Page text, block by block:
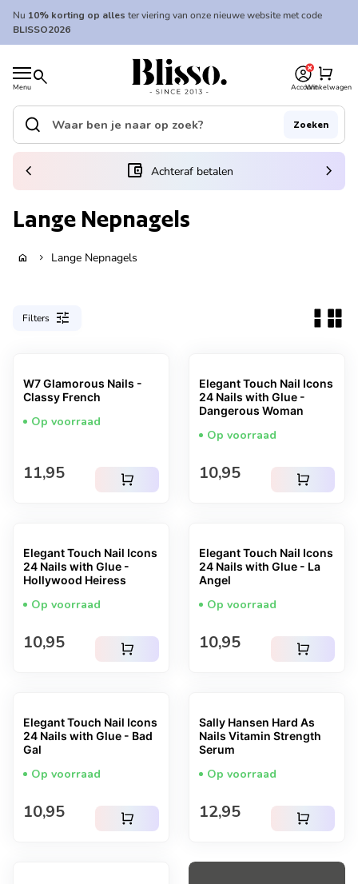
Overslaan naar inhoud
Nu 10% korting op alles ter viering van onze nieuwe website met code
BLISSO2026
Menu search
Home
AccountWinkelwagen
shopping_cart
Home
Zoek op"
search Zoeken
(link opent in nieuw tabblad/venster)
account_balance_wallet Achteraf betalen
chevron_left chevron_right
Lange Nepnagels
home chevron_right Lange Nepnagels
Filters tune
W7 Glamorous Nails -
Classy French
Op voorraad
Normale prijs
11,95 shopping_cart
Elegant Touch Nail Icons
24 Nails with Glue -
Dangerous Woman
Op voorraad
Normale prijs
10,95 shopping_cart
Elegant Touch Nail Icons
24 Nails with Glue -
Hollywood Heiress
Op voorraad
Normale prijs
10,95 shopping_cart
Elegant Touch Nail Icons
24 Nails with Glue - La
Angel
Op voorraad
Normale prijs
10,95 shopping_cart
Elegant Touch Nail Icons
24 Nails with Glue - Bad
Gal
Op voorraad
Normale prijs
10,95 shopping_cart
Sally Hansen Hard As
Nails Vitamin Strength
Serum
Op voorraad
Normale prijs
12,95 shopping_cart